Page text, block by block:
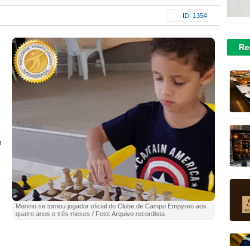
ID: 1354
Menino se tornou jogador oficial do Clube de Campo Empyreo aos
quatro anos e três meses / Foto: Arquivo recordista